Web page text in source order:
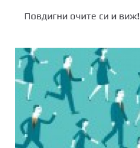
Повдигни очите си и виж!